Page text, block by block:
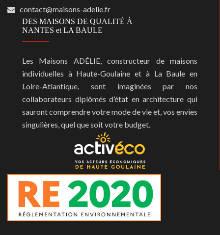
contact@maisons-adelie.fr
DES MAISONS DE QUALITÉ À
NANTES et LA BAULE
Les Maisons ADÉLIE, constructeur de maisons
individuelles à Haute-Goulaine et à La Baule en
Loire-Atlantique, sont imaginées par nos
collaborateurs diplômés d’état en architecture qui
sauront comprendre votre mode de vie et, vos envies
singulières, quel que soit votre budget.